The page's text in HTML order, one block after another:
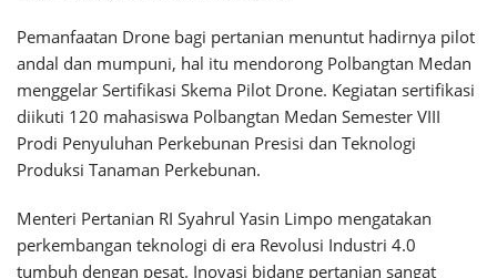
Pemanfaatan Drone bagi pertanian menuntut hadirnya pilot
andal dan mumpuni, hal itu mendorong Polbangtan Medan
menggelar Sertifikasi Skema Pilot Drone. Kegiatan sertifikasi
diikuti 120 mahasiswa Polbangtan Medan Semester VIII
Prodi Penyuluhan Perkebunan Presisi dan Teknologi
Produksi Tanaman Perkebunan.
Menteri Pertanian RI Syahrul Yasin Limpo mengatakan
perkembangan teknologi di era Revolusi Industri 4.0
tumbuh dengan pesat. Inovasi bidang pertanian sangat